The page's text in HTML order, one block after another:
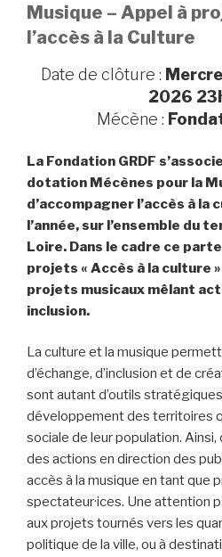
Musique – Appel à
l’accès à la Culture
Date de clôture :
2026
Mécène :
La Fondation GRDF
dotation Mécènes pour la
d’accompagner l’accès à
l’année, sur l’ensemble du
Loire. Dans le cadre ce
projets « Accès à la culture
projets musicaux mêlant
inclusion.
La culture et la musique
d’échange, d’inclusion et de
sont autant d’outils
développement des territoires
sociale de leur population.
des actions en direction des
accès à la musique en tant que
spectateur·ices. Une attention
aux projets tournés vers les
politique de la ville, ou à